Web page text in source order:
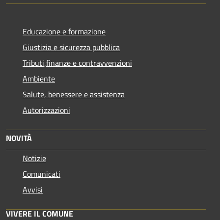
Educazione e formazione
Giustizia e sicurezza pubblica
Tributi,finanze e contravvenzioni
Ambiente
Salute, benessere e assistenza
Autorizzazioni
NOVITÀ
Notizie
Comunicati
Avvisi
VIVERE IL COMUNE